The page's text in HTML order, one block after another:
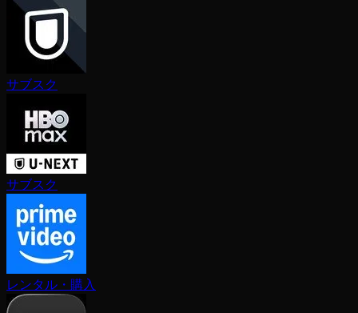
サブスク
サブスク
レンタル・購入